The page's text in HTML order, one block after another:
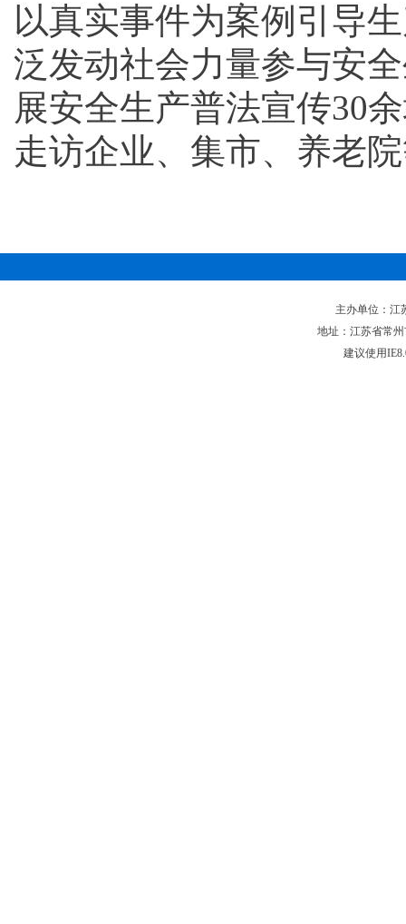
以真实事件为案例引导
泛发动社会力量参与安
展安全生产普法宣传30
走访企业、集市、养老
主办单位：江
地址：江苏省常州
建议使用